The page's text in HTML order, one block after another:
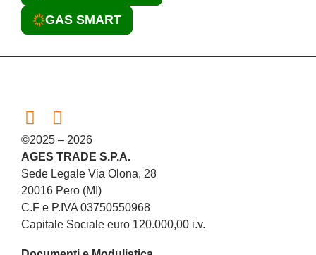
GAS SMART
©2025 – 2026
AGES TRADE S.P.A.
Sede Legale Via Olona, 28
20016 Pero (MI)
C.F e P.IVA 03750550968
Capitale Sociale euro 120.000,00 i.v.